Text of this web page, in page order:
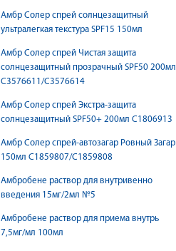
Амбр Солер спрей солнцезащитный
ультралегкая текстура SPF15 150мл
Амбр Солер спрей Чистая защита
солнцезащитный прозрачный SPF50 200мл
С3576611/С3576614
Амбр Солер спрей Экстра-защита
солнцезащитный SPF50+ 200мл С1806913
Амбр Солер спрей-автозагар Ровный Загар
150мл С1859807/С1859808
Амбробене раствор для внутривенно
введения 15мг/2мл №5
Амбробене раствор для приема внутрь
7,5мг/мл 100мл